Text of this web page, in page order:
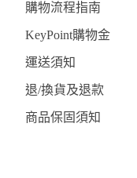
購物流程指南
KeyPoint購物金
運送須知
退/換貨及退款
商品保固須知